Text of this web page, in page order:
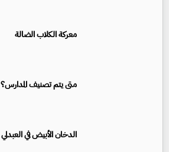
معركة الكلاب الضالة
متى يتم تصنيف المدارس؟
الدخان الأبيض في العبدلي